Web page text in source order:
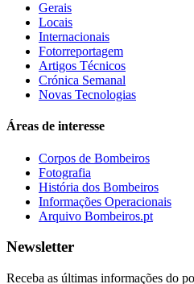
Gerais
Locais
Internacionais
Fotorreportagem
Artigos Técnicos
Crónica Semanal
Novas Tecnologias
Áreas de interesse
Corpos de Bombeiros
Fotografia
História dos Bombeiros
Informações Operacionais
Arquivo Bombeiros.pt
Newsletter
Receba as últimas informações do